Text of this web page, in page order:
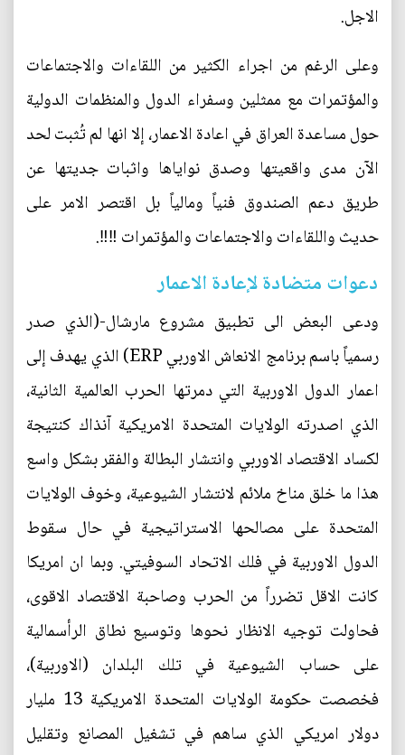
الاجل.
وعلى الرغم من اجراء الكثير من اللقاءات والاجتماعات
والمؤتمرات مع ممثلين وسفراء الدول والمنظمات الدولية
حول مساعدة العراق في اعادة الاعمار، إلا انها لم تُثبت لحد
الآن مدى واقعيتها وصدق نواياها واثبات جديتها عن
طريق دعم الصندوق فنياً ومالياً بل اقتصر الامر على
حديث واللقاءات والاجتماعات والمؤتمرات ‼‼.
دعوات متضادة لإعادة الاعمار
ودعى البعض الى تطبيق مشروع مارشال-(الذي صدر
رسمياً باسم برنامج الانعاش الاوربي ERP) الذي يهدف إلى
اعمار الدول الاوربية التي دمرتها الحرب العالمية الثانية،
الذي اصدرته الولايات المتحدة الامريكية آنذاك كنتيجة
لكساد الاقتصاد الاوربي وانتشار البطالة والفقر بشكل واسع
هذا ما خلق مناخ ملائم لانتشار الشيوعية، وخوف الولايات
المتحدة على مصالحها الاستراتيجية في حال سقوط
الدول الاوربية في فلك الاتحاد السوفيتي. وبما ان امريكا
كانت الاقل تضرراً من الحرب وصاحبة الاقتصاد الاقوى،
فحاولت توجيه الانظار نحوها وتوسيع نطاق الرأسمالية
على حساب الشيوعية في تلك البلدان (الاوربية)،
فخصصت حكومة الولايات المتحدة الامريكية 13 مليار
دولار امريكي الذي ساهم في تشغيل المصانع وتقليل